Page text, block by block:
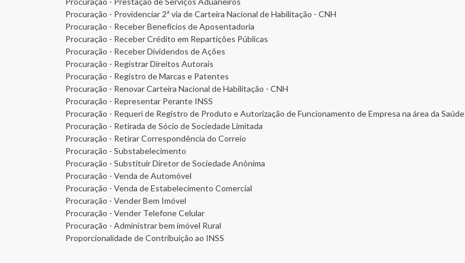
Procuração - Providenciar 2ª via de Carteira Nacional de Habilitação - CNH
Procuração - Receber Benefícios de Aposentadoria
Procuração - Receber Crédito em Repartições Públicas
Procuração - Receber Dividendos de Ações
Procuração - Registrar Direitos Autorais
Procuração - Registro de Marcas e Patentes
Procuração - Renovar Carteira Nacional de Habilitação - CNH
Procuração - Representar Perante INSS
Procuração - Requeri de Registro de Produto e Autorização de Funcionamento de Empresa na área da Saúde
Procuração - Retirada de Sócio de Sociedade Limitada
Procuração - Retirar Correspondência do Correio
Procuração - Substabelecimento
Procuração - Substituir Diretor de Sociedade Anônima
Procuração - Venda de Automóvel
Procuração - Venda de Estabelecimento Comercial
Procuração - Vender Bem Imóvel
Procuração - Vender Telefone Celular
Procuração - Administrar bem imóvel Rural
Proporcionalidade de Contribuição ao INSS